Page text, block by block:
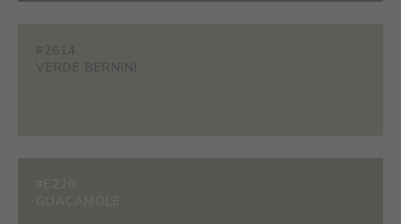
#2614
VERDE BERNINI